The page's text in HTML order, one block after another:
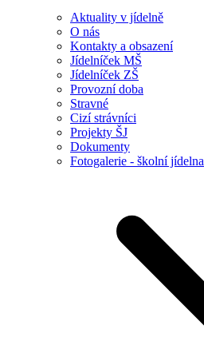
Aktuality v jídelně
O nás
Kontakty a obsazení
Jídelníček MŠ
Jídelníček ZŠ
Provozní doba
Stravné
Cizí strávníci
Projekty ŠJ
Dokumenty
Fotogalerie - školní jídelna